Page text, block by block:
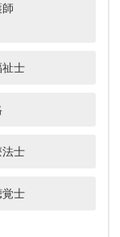
祉士
法士
覚士